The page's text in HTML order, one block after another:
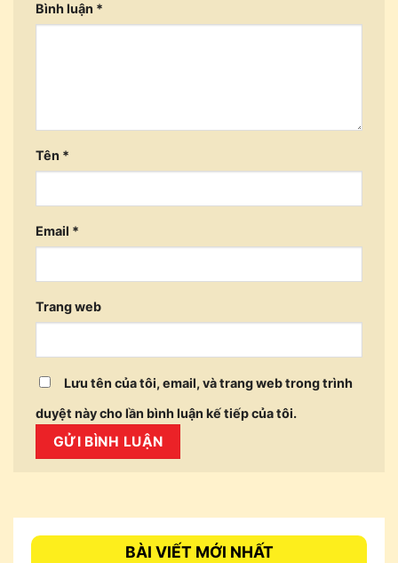
Bình luận *
Tên *
Email *
Trang web
Lưu tên của tôi, email, và trang web trong trình
duyệt này cho lần bình luận kế tiếp của tôi.
BÀI VIẾT MỚI NHẤT